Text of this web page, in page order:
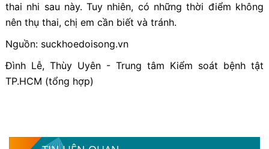
thai nhi sau này. Tuy nhiên, có những thời điểm không
nên thụ thai, chị em cần biết và tránh.
Nguồn: suckhoedoisong.vn
Đình Lễ, Thùy Uyên - Trung tâm Kiểm soát bệnh tật
TP.HCM (tổng hợp)